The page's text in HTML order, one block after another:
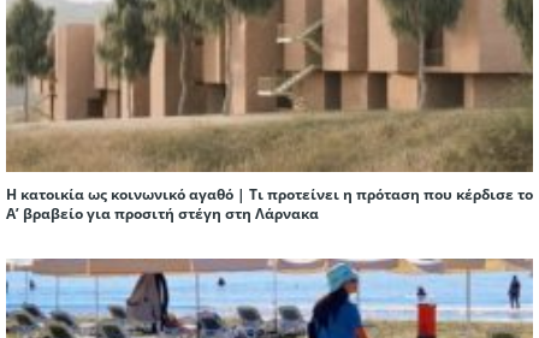
Η κατοικία ως κοινωνικό αγαθό | Τι προτείνει η πρόταση που κέρδισε το
Α’ βραβείο για προσιτή στέγη στη Λάρνακα